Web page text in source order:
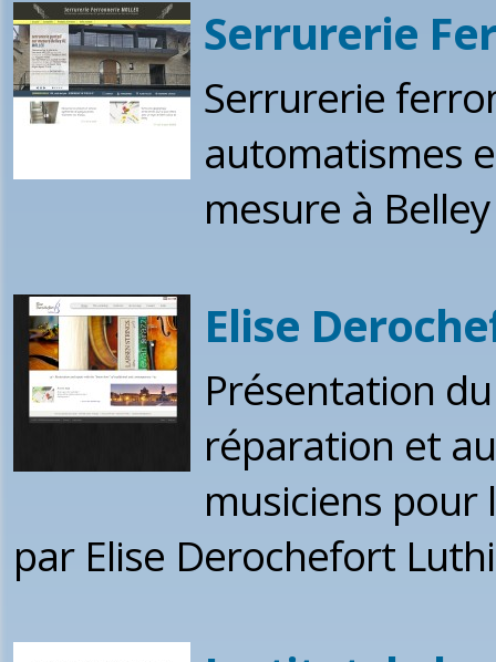
Serrurerie
Serrurerie
automatismes
mesure à
Elise
Présentation
réparation et
musiciens pour
par Elise Derochefort